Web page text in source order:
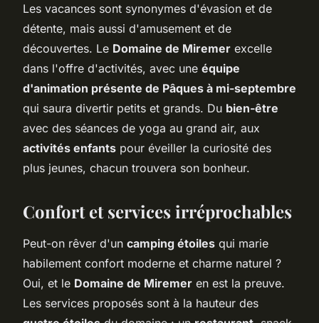
Les vacances sont synonymes d'évasion et de
détente, mais aussi d'amusement et de
découvertes. Le Domaine de Miremer excelle
dans l'offre d'activités, avec une équipe
d'animation présente de Pâques à mi-septembre
qui saura divertir petits et grands. Du bien-être
avec des séances de yoga au grand air, aux
activités enfants pour éveiller la curiosité des
plus jeunes, chacun trouvera son bonheur.
Confort et services irréprochables
Peut-on rêver d'un camping étoiles qui marie
habilement confort moderne et charme naturel ?
Oui, et le Domaine de Miremer en est la preuve.
Les services proposés sont à la hauteur des